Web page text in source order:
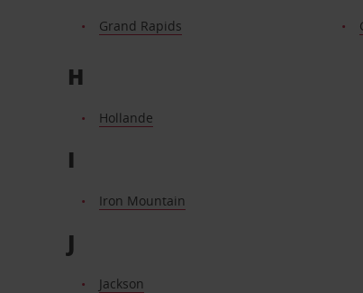
Grand Rapids
H
Hollande
I
Iron Mountain
J
Jackson